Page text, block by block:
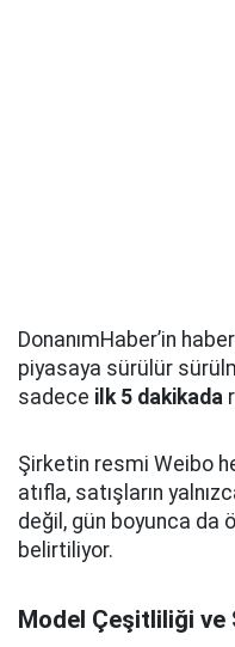
DonanımHaber’in
piyasaya sürülür
sadece ilk 5 dakikada
Şirketin resmi Weibo
atıfla, satışların
değil, gün boyunca da
belirtiliyor.
Model Çeşitliliği ve